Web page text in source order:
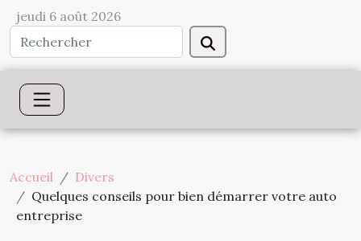
jeudi 6 août 2026
Accueil
Divers
Quelques conseils pour bien démarrer votre auto
entreprise